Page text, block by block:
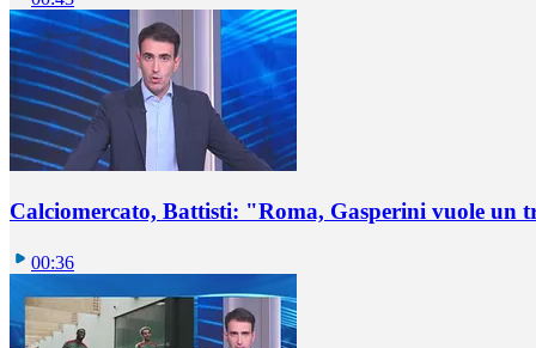
Calciomercato, Battisti: "Roma, Gasperini vuole un
00:36